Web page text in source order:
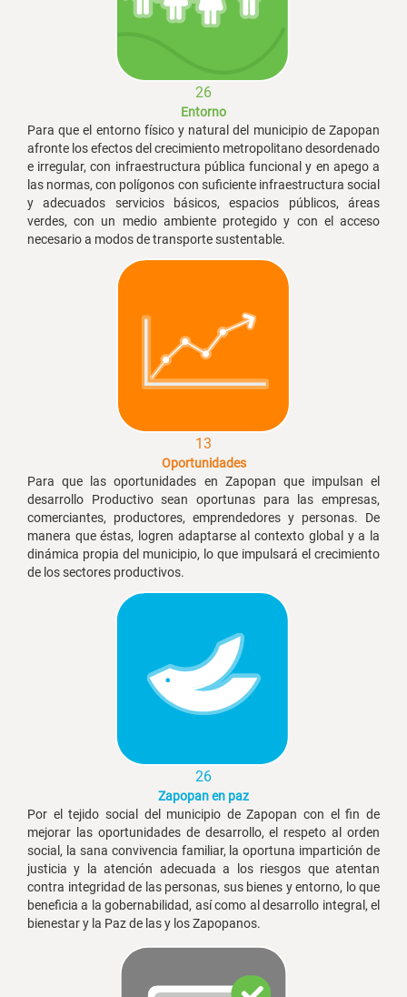
26
Entorno
Para que el entorno físico y natural del municipio de Zapopan
afronte los efectos del crecimiento metropolitano desordenado
e irregular, con infraestructura pública funcional y en apego a
las normas, con polígonos con suficiente infraestructura social
y adecuados servicios básicos, espacios públicos, áreas
verdes, con un medio ambiente protegido y con el acceso
necesario a modos de transporte sustentable.
13
Oportunidades
Para que las oportunidades en Zapopan que impulsan el
desarrollo Productivo sean oportunas para las empresas,
comerciantes, productores, emprendedores y personas. De
manera que éstas, logren adaptarse al contexto global y a la
dinámica propia del municipio, lo que impulsará el crecimiento
de los sectores productivos.
26
Zapopan en paz
Por el tejido social del municipio de Zapopan con el fin de
mejorar las oportunidades de desarrollo, el respeto al orden
social, la sana convivencia familiar, la oportuna impartición de
justicia y la atención adecuada a los riesgos que atentan
contra integridad de las personas, sus bienes y entorno, lo que
beneficia a la gobernabilidad, así como al desarrollo integral, el
bienestar y la Paz de las y los Zapopanos.